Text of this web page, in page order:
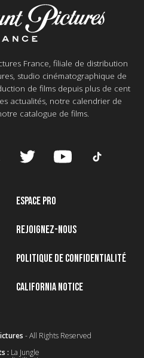
France, filiale de distribution
studio cinématographique de
de films depuis plus de cent
actualités, notre calendrier de
catalogue de films.
ESPACE PRO
REJOIGNEZ-NOUS
POLITIQUE DE CONFIDENTIALITÉ
CALIFORNIA NOTICE
- All Rights Reserved
: La Jungle